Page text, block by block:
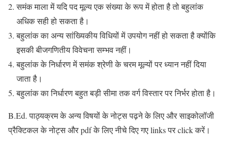
समंक माला में यदि पद मूल्य एक संख्या के रूप में होता है तो बहुलांक
अधिक सही हो सकता है।
बहुलांक का अन्य सांख्यिकीय विधियों में उपयोग नहीं हो सकता है क्योंकि
इसकी बीजगणितीय विवेचना सम्भव नहीं।
बहुलांक के निर्धारण में समंक श्रेणी के चरम मूल्यों पर ध्यान नहीं दिया
जाता है।
बहुलांक का निर्धारण बहुत बड़ी सीमा तक वर्ग विस्तार पर निर्भर होता है।
B.Ed. पाठ्यक्रम के अन्य विषयों के नोट्स पढ़ने के लिए और साइकोलॉजी
प्रैक्टिकल के नोट्स और pdf के लिए नीचे दिए गए links पर click करें।